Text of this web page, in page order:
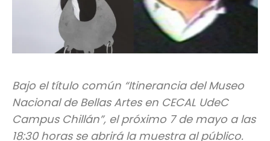
Bajo el título común “Itinerancia del Museo
Nacional de Bellas Artes en CECAL UdeC
Campus Chillán”, el próximo 7 de mayo a las
18:30 horas se abrirá la muestra al público.